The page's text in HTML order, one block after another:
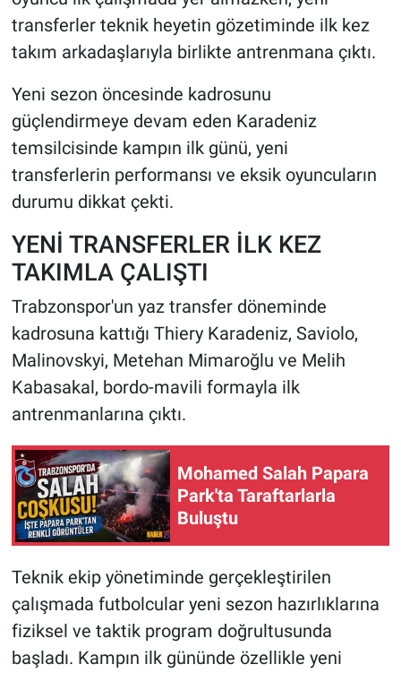
transferler teknik heyetin gözetiminde ilk kez
takım arkadaşlarıyla birlikte antrenmana çıktı.
Yeni sezon öncesinde kadrosunu
güçlendirmeye devam eden Karadeniz
temsilcisinde kampın ilk günü, yeni
transferlerin performansı ve eksik oyuncuların
durumu dikkat çekti.
YENİ TRANSFERLER İLK KEZ
TAKIMLA ÇALIŞTI
Trabzonspor'un yaz transfer döneminde
kadrosuna kattığı Thiery Karadeniz, Saviolo,
Malinovskyi, Metehan Mimaroğlu ve Melih
Kabasakal, bordo-mavili formayla ilk
antrenmanlarına çıktı.
Mohamed Salah Papara
Park'ta Taraftarlarla
Buluştu
Teknik ekip yönetiminde gerçekleştirilen
çalışmada futbolcular yeni sezon hazırlıklarına
fiziksel ve taktik program doğrultusunda
başladı. Kampın ilk gününde özellikle yeni